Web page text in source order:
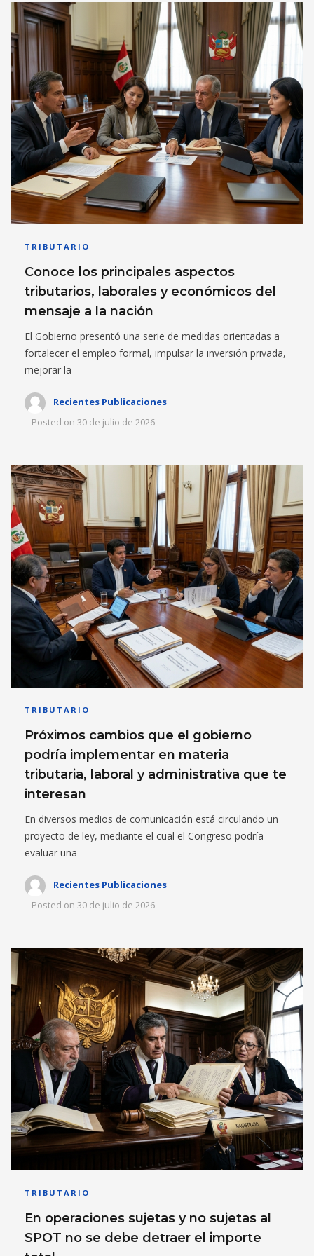
TRIBUTARIO
Conoce los principales aspectos
tributarios, laborales y económicos del
mensaje a la nación
El Gobierno presentó una serie de medidas orientadas a
fortalecer el empleo formal, impulsar la inversión privada,
mejorar la
Recientes Publicaciones
Posted on 30 de julio de 2026
TRIBUTARIO
Próximos cambios que el gobierno
podría implementar en materia
tributaria, laboral y administrativa que te
interesan
En diversos medios de comunicación está circulando un
proyecto de ley, mediante el cual el Congreso podría
evaluar una
Recientes Publicaciones
Posted on 30 de julio de 2026
TRIBUTARIO
En operaciones sujetas y no sujetas al
SPOT no se debe detraer el importe